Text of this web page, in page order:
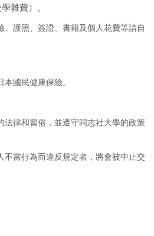
雜費）。
、護照、簽證、書籍及個人花費等請自
國民健康保險。
法律和習俗，並遵守同志社大學的政策
不當行為而違反規定者，將會被中止交